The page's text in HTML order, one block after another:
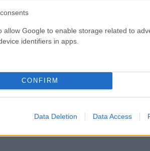
allow Google to enable storage related to
identifiers in apps.
CONFIRM
Data Deletion Data Access
επιδόματος
Μεταξύ αυτών